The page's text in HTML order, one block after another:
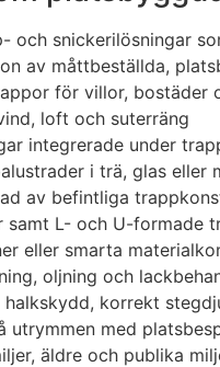
och snickerilösningar
av måttbeställda,
för villor, bostäder
loft och suterräng
integrerade under
i trä, glas eller
av befintliga
L- och U-formade
eller smarta
oljning och
korrekt
utrymmen med
äldre och publika